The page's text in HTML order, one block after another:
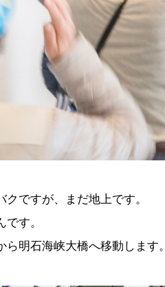
クですが、まだ地上です。
です。
ら明石海峡大橋へ移動します。